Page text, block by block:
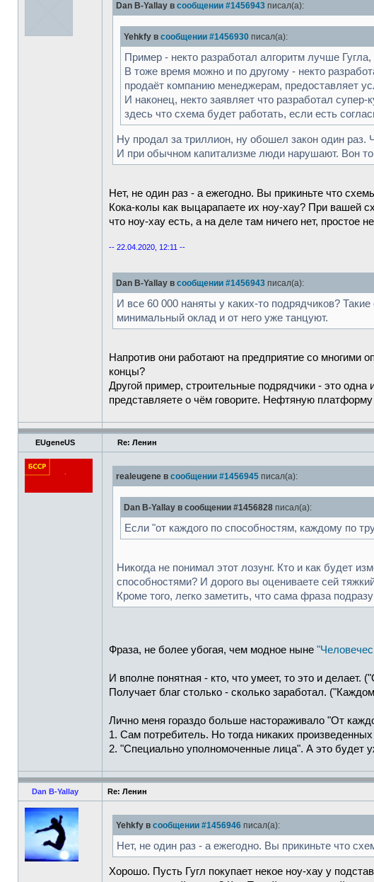
Dan B-Yallay в сообщении #1456943 писал(а):
Yehkfy в сообщении #1456930 писал(а):
Пример - некто разработал алгоритм лучше
В тоже время можно и по другому - некто
продаёт компанию менеджерам, предоставляет
И наконец, некто заявляет что разработал
здесь что схема будет работать, если есть
Ну продал за триллион, ну обошел закон один
И при обычном капитализме люди нарушают. Вон
Нет, не один раз - а ежегодно. Вы прикиньте что
Кока-колы как выцарапаете их ноу-хау? При вашей
что ноу-хау есть, а на деле там ничего нет, простое
-- 22.04.2020, 12:11 --
Dan B-Yallay в сообщении #1456943 писал(а):
И все 60 000 наняты у каких-то подрядчиков?
минимальный оклад и от него уже танцуют.
Напротив они работают на предприятие со многими
концы?
Другой пример, строительные подрядчики - это
представляете о чём говорите. Нефтяную
EUgeneUS Re: Ленин
realeugene в сообщении #1456945 писал(а):
Dan B-Yallay в сообщении #1456828 писал(а):
Если "от каждого по способностям, каждому по
Никогда не понимал этот лозунг. Кто и как будет
способностями? И дорого вы оцениваете сей
Кроме того, легко заметить, что сама фраза
Фраза, не более убогая, чем модное ныне
И вполне понятная - кто, что умеет, то это и делает.
Получает благ столько - сколько заработал.
Лично меня гораздо больше настораживало "От
1. Сам потребитель. Но тогда никаких произведенных
2. "Специально уполномоченные лица". А это будет
Dan B-Yallay Re: Ленин
Yehkfy в сообщении #1456946 писал(а):
Нет, не один раз - а ежегодно. Вы прикиньте что
Хорошо. Пусть Гугл покупает некое ноу-хау у